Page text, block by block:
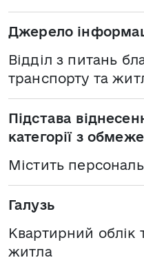
Джерело
Відділ з питань
транспорту та
Підстава
категорії з
Містить
Галузь
Квартирний облік
житла